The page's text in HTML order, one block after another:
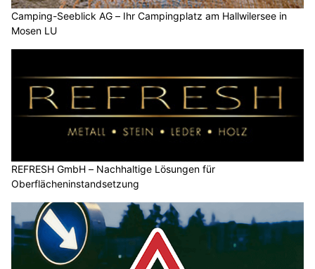
Camping-Seeblick AG – Ihr Campingplatz am Hallwilersee in
Mosen LU
REFRESH GmbH – Nachhaltige Lösungen für
Oberflächeninstandsetzung